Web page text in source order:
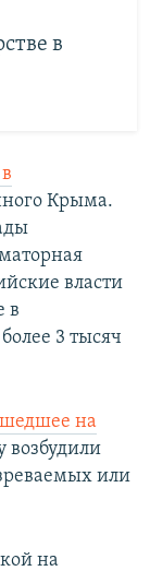
в
Крыма.
власти
в
3 тысяч
на
возбудили
или
на